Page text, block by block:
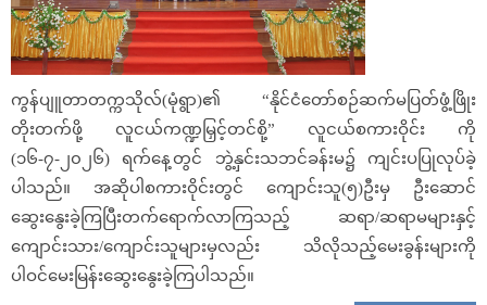
ကွန်ပျူတာတက္ကသိုလ်(မုံရွာ)၏ “နိုင်ငံတော်စဉ်ဆက်မပြတ်ဖွံ့ဖြိုး
တိုးတက်ဖို့ လူငယ်ကဏ္ဍမြှင့်တင်စို့” လူငယ်စကားဝိုင်း‌ ကို
(၁၆-၇-၂၀၂၆) ရက်နေ့တွင် ဘွဲ့နှင်းသဘင်ခန်းမ၌ ကျင်းပပြုလုပ်ခဲ့
ပါသည်။ အဆိုပါစကားဝိုင်းတွင် ကျောင်းသူ(၅)ဦးမှ ဦးဆောင်
ဆွေးနွေးခဲ့ကြပြီးတက်ရောက်လာကြသည့် ဆရာ/ဆရာမများနှင့်
ကျောင်းသား/ကျောင်းသူများမှလည်း သိလိုသည့်မေးခွန်းများကို
ပါဝင်မေးမြန်းဆွေးနွေးခဲ့ကြပါသည်။